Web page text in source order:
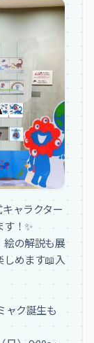
ャラクター
す！✨
絵の解説も展
しめます📖入
ャク誕生も